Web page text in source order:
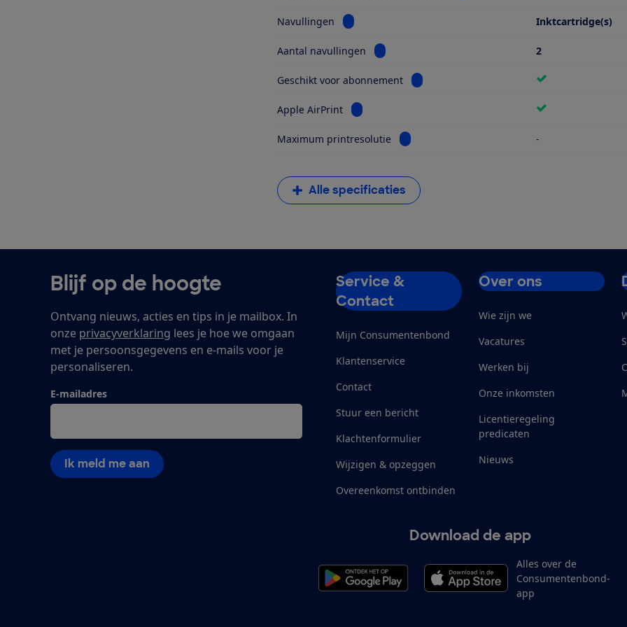
Navullingen Bekijk informatie voor Navullingen Inktcartridge(s)
Aantal navullingen Bekijk informatie voor Aantal navullingen
2
Geschikt voor abonnement Bekijk informatie voor Geschikt voor
Apple AirPrint Bekijk informatie voor Apple AirPrint
Maximum printresolutie Bekijk informatie voor Maximum printresolutie
-
Alle specificaties
Blijf op de hoogte
Ontvang nieuws, acties en tips in je mailbox. In
onze privacyverklaring lees je hoe we omgaan
met je persoonsgegevens en e-mails voor je
personaliseren.
E-mailadres
Ik meld me aan
Service &
Contact
Mijn Consumentenbond
Klantenservice
Contact
Stuur een bericht
Klachtenformulier
Wijzigen & opzeggen
Overeenkomst ontbinden
Over ons
Wie zijn we
Vacatures
Werken bij
Onze inkomsten
Licentieregeling
predicaten
Nieuws
Download de app
Alles over de
Consumentenbond-
app